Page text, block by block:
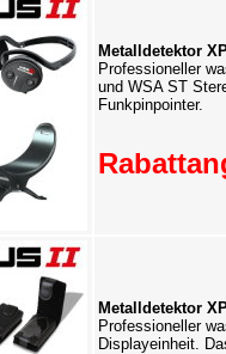
Metalldetektor
Professioneller
und WSA ST
Funkpinpointer.
Metalldetektor
Professioneller
Displayeinheit.